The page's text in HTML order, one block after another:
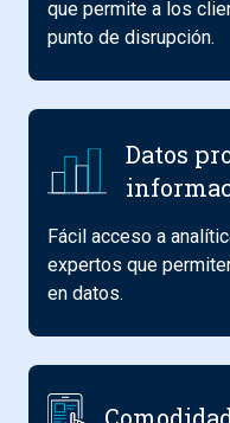
que permite a los
punto de disrupción.
Datos
Fácil acceso a
expertos que
en datos.